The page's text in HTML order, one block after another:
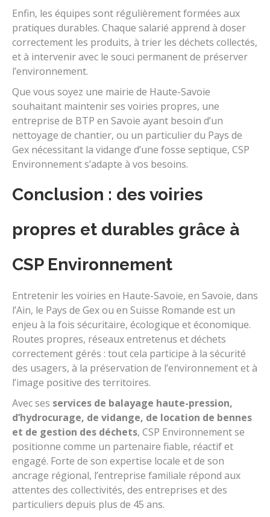
Enfin, les équipes sont régulièrement formées aux
pratiques durables. Chaque salarié apprend à doser
correctement les produits, à trier les déchets collectés,
et à intervenir avec le souci permanent de préserver
l’environnement.
Que vous soyez une mairie de Haute-Savoie
souhaitant maintenir ses voiries propres, une
entreprise de BTP en Savoie ayant besoin d’un
nettoyage de chantier, ou un particulier du Pays de
Gex nécessitant la vidange d’une fosse septique, CSP
Environnement s’adapte à vos besoins.
Conclusion : des voiries
propres et durables grâce à
CSP Environnement
Entretenir les voiries en Haute-Savoie, en Savoie, dans
l’Ain, le Pays de Gex ou en Suisse Romande est un
enjeu à la fois sécuritaire, écologique et économique.
Routes propres, réseaux entretenus et déchets
correctement gérés : tout cela participe à la sécurité
des usagers, à la préservation de l’environnement et à
l’image positive des territoires.
Avec ses services de balayage haute-pression,
d’hydrocurage, de vidange, de location de bennes
et de gestion des déchets, CSP Environnement se
positionne comme un partenaire fiable, réactif et
engagé. Forte de son expertise locale et de son
ancrage régional, l’entreprise familiale répond aux
attentes des collectivités, des entreprises et des
particuliers depuis plus de 45 ans.